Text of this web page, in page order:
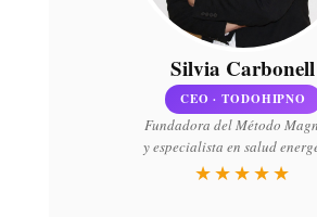
Silvia Carbonell
CEO · TODOHIPNO
Fundadora del Método
y especialista en salud
★★★★★